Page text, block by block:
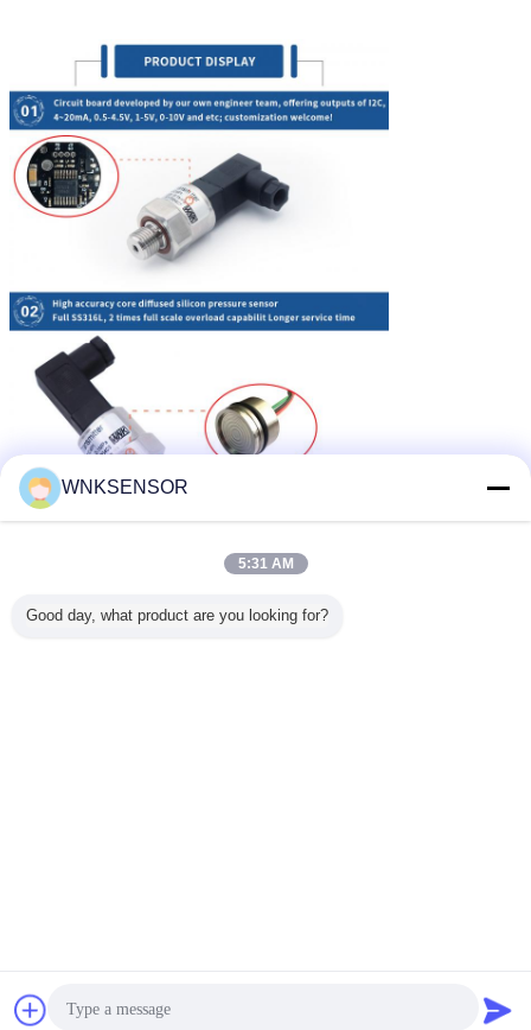
Bate-papo
WNKSENSOR
5:31 AM
Good day, what product are you looking for?